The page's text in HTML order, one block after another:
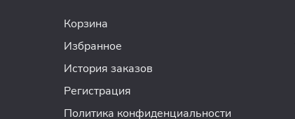
Корзина
Избранное
История заказов
Регистрация
Политика конфиденциальности